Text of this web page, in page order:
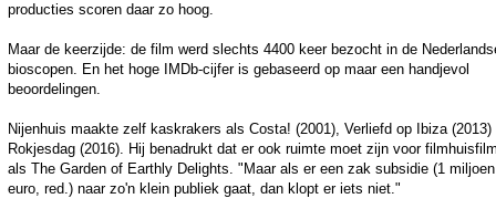
producties scoren daar zo hoog.
Maar de keerzijde: de film werd slechts 4400 keer bezocht in de
bioscopen. En het hoge IMDb-cijfer is gebaseerd op maar een handjevol
beoordelingen.
Nijenhuis maakte zelf kaskrakers als Costa! (2001), Verliefd op Ibiza (2013)
Rokjesdag (2016). Hij benadrukt dat er ook ruimte moet zijn voor
als The Garden of Earthly Delights. "Maar als er een zak subsidie (1 miljoen
euro, red.) naar zo'n klein publiek gaat, dan klopt er iets niet."